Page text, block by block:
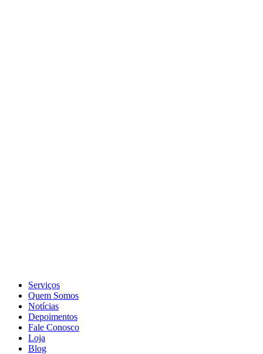
Serviços
Quem Somos
Notícias
Depoimentos
Fale Conosco
Loja
Blog